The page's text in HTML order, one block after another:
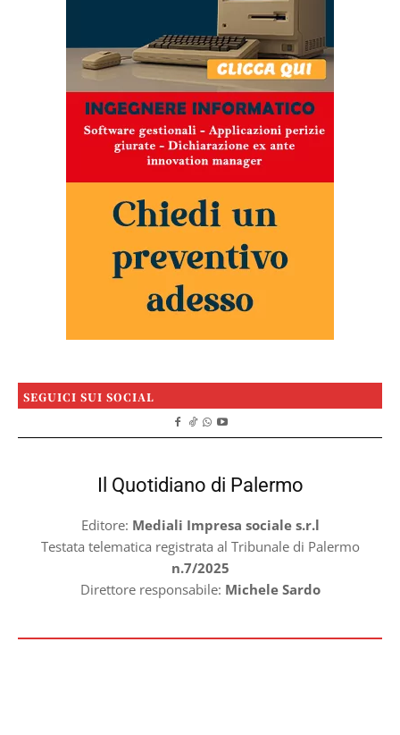
SEGUICI SUI SOCIAL
Il Quotidiano di Palermo
Editore: Mediali Impresa sociale s.r.l
Testata telematica registrata al Tribunale di Palermo
n.7/2025
Direttore responsabile: Michele Sardo